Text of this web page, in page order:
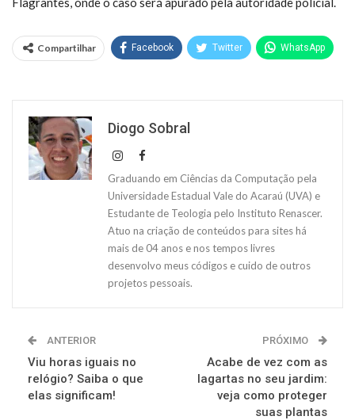
Compartilhar Facebook Twitter WhatsApp
Diogo Sobral
Graduando em Ciências da Computação pela
Universidade Estadual Vale do Acaraú (UVA) e
Estudante de Teologia pelo Instituto Renascer.
Atuo na criação de conteúdos para sites há
mais de 04 anos e nos tempos livres
desenvolvo meus códigos e cuido de outros
projetos pessoais.
ANTERIOR
Viu horas iguais no
relógio? Saiba o que
elas significam!
PRÓXIMO
Acabe de vez com as
lagartas no seu jardim:
veja como proteger
suas plantas